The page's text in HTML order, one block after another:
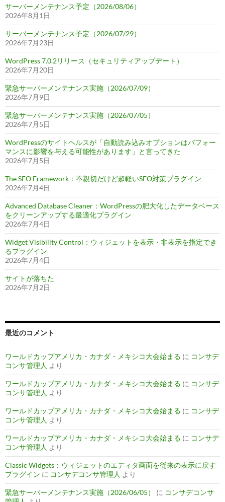
サーバーメンテナンス予定（2026/08/06）
2026年8月1日
サーバーメンテナンス予定（2026/07/29）
2026年7月23日
WordPress 7.0.2リリース（セキュリティアップデート）
2026年7月20日
緊急サーバーメンテナンス実施（2026/07/09）
2026年7月9日
緊急サーバーメンテナンス実施（2026/07/05）
2026年7月5日
WordPressのサイトヘルスが「自動読み込みオプションはパフォー
マンスに影響を与える可能性があります」と言ってきた
2026年7月5日
The SEO Framework：不親切だけど超軽いSEO対策プラグイン
2026年7月4日
Advanced Database Cleaner：WordPressの肥大化したデータベース
をクリーンアップする最適化プラグイン
2026年7月4日
Widget Visibility Control：ウィジェットを表示・非表示を指定でき
るプラグイン
2026年7月4日
サイトが落ちた
2026年7月2日
最近のコメント
ワールドカップアメリカ・カナダ・メキシコ大会始まる に コンサデ
コンサ管理人 より
ワールドカップアメリカ・カナダ・メキシコ大会始まる に コンサデ
コンサ管理人 より
ワールドカップアメリカ・カナダ・メキシコ大会始まる に コンサデ
コンサ管理人 より
ワールドカップアメリカ・カナダ・メキシコ大会始まる に コンサデ
コンサ管理人 より
Classic Widgets：ウィジェットのエディタ画面を従来の表示に戻す
プラグイン に コンサデコンサ管理人 より
緊急サーバーメンテナンス実施（2026/06/05） に コンサデコンサ